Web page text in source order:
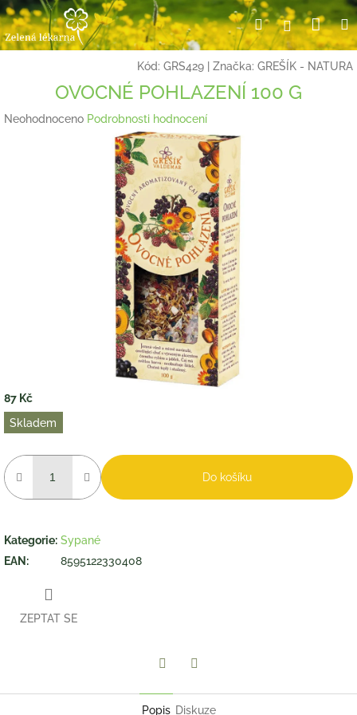
Přejít
na
obsah
HledatPřihlášení
Kód: GRS429 Značka: GREŠÍK - NATURA
OVOCNÉ POHLAZENÍ 100 G
Průměrné
Neohodnoceno Podrobnosti hodnocení
87 Kč
Měrná
cena:
Skladem
Do košíku
Kategorie: Sypané
EAN : 8595122330408
ZEPTAT SE
Popis Diskuze